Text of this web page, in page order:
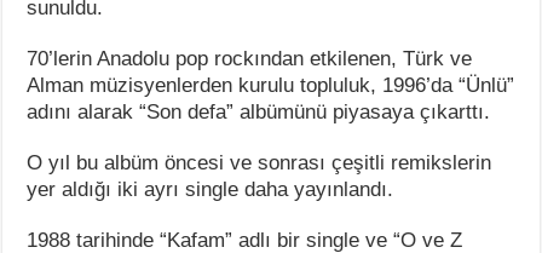
sunuldu.
70’lerin Anadolu pop rockından etkilenen, Türk ve
Alman müzisyenlerden kurulu topluluk, 1996’da “Ünlü”
adını alarak “Son defa” albümünü piyasaya çıkarttı.
O yıl bu albüm öncesi ve sonrası çeşitli remikslerin
yer aldığı iki ayrı single daha yayınlandı.
1988 tarihinde “Kafam” adlı bir single ve “O ve Z